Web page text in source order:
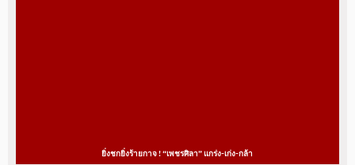
ยิ่งชกยิ่งร้ายกาจ ! “เพชรศิลา” แกร่ง-เก่ง-กล้า